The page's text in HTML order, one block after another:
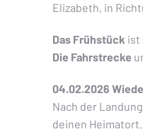
Elizabeth, in
Das Frühstück ist
Die Fahrstrecke
04.02.2026
Nach der
deinen Heimatort.